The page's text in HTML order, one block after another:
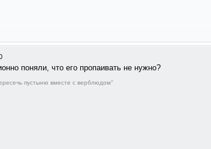
поняли, что его пропаивать не нужно?
пустыню вместе с верблюдом"